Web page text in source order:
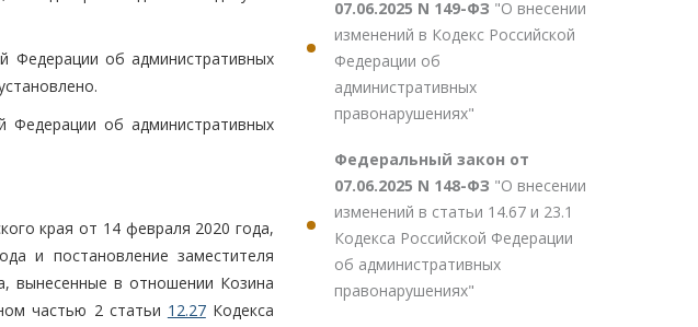
Федерации об административных
Федерации об административных
края от 14 февраля 2020 года,
и постановление заместителя
вынесенные в отношении Козина
частью 2 статьи 12.27Кодекса
07.06.2025 N 149-ФЗ "О внесении
изменений в Кодекс Российской
Федерации об
административных
правонарушениях"
Федеральный закон от
07.06.2025 N 148-ФЗ "О внесении
изменений в статьи 14.67 и 23.1
Кодекса Российской Федерации
об административных
правонарушениях"